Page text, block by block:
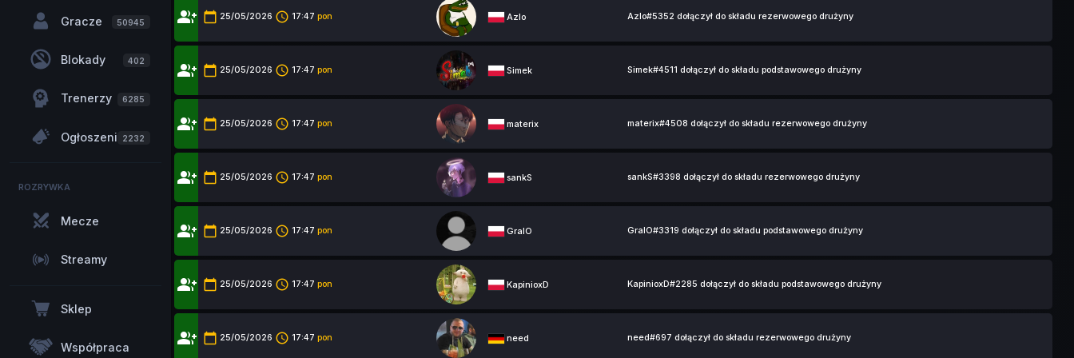
Gracze 50945
Blokady 402
Trenerzy 6285
Ogłoszenia2232
ROZRYWKA
Mecze
Streamy
Sklep
Współpraca
group_add calendar_today 25/05/2026 access_time 17:47 pon Azlo Azlo#5352 dołączył do składu rezerwowego drużyny
group_add calendar_today 25/05/2026 access_time 17:47 pon Simek Simek#4511 dołączył do składu podstawowego drużyny
group_add calendar_today 25/05/2026 access_time 17:47 pon materix materix#4508 dołączył do składu rezerwowego drużyny
group_add calendar_today 25/05/2026 access_time 17:47 pon sankS sankS#3398 dołączył do składu rezerwowego drużyny
group_add calendar_today 25/05/2026 access_time 17:47 pon GralO GralO#3319 dołączył do składu podstawowego drużyny
group_add calendar_today 25/05/2026 access_time 17:47 pon KapinioxD KapinioxD#2285 dołączył do składu podstawowego drużyny
group_add calendar_today 25/05/2026 access_time 17:47 pon need need#697 dołączył do składu rezerwowego drużyny